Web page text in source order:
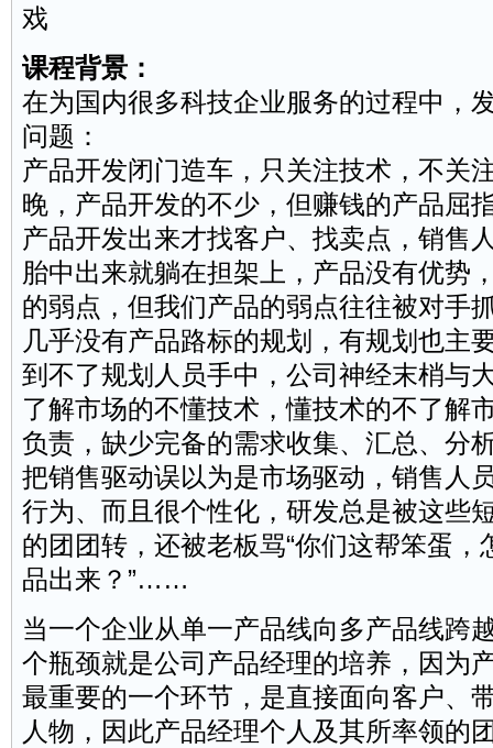
戏
课程背景：
在为国内很多科技企业服务的过程中，
问题：
产品开发闭门造车，只关注技术，不关
晚，产品开发的不少，但赚钱的产品屈
产品开发出来才找客户、找卖点， 销售
胎中出来就躺在担架上，产品没有优势
的弱点，但我们产品的弱点往往被对手
几乎没有产品路标的规划，有规划也主
到不了规划人员手中，公司神经末梢与
了解市场的不懂技术，懂技术的不了解
负责，缺少完备的需求收集、汇总、分
把销售驱动误以为是市场驱动，销售人
行为、而且很个性化，研发总是被这些
的团团转，还被老板骂“你们这帮笨蛋
品出来？”……
当一个企业从单一产品线向多产品线跨
个瓶颈就是公司产品经理的培养，因为
最重要的一个环节，是直接面向客户、
人物，因此产品经理个人及其所率领的